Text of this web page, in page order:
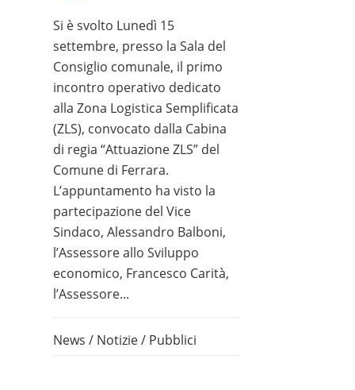
Si è svolto Lunedì 15
settembre, presso la Sala del
Consiglio comunale, il primo
incontro operativo dedicato
alla Zona Logistica Semplificata
(ZLS), convocato dalla Cabina
di regia “Attuazione ZLS” del
Comune di Ferrara.
L’appuntamento ha visto la
partecipazione del Vice
Sindaco, Alessandro Balboni,
l’Assessore allo Sviluppo
economico, Francesco Carità,
l’Assessore...
News / Notizie/ Pubblici